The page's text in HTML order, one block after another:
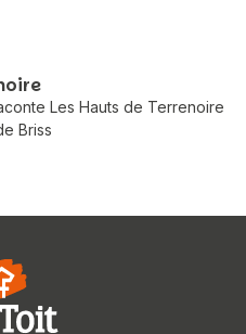
Les Hauts de Terrenoire
Briss